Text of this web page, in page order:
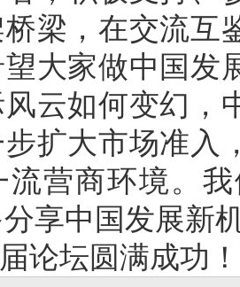
桥梁，在交流互
望大家做中国发
云如何变幻，
扩大市场准入
流营商环境。
享中国发展新
论坛圆满成功